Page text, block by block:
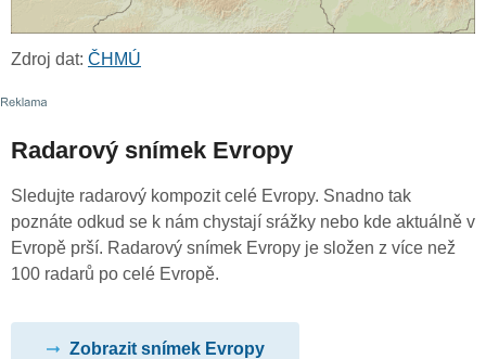
Zdroj dat: ČHMÚ
Radarový snímek Evropy
Sledujte radarový kompozit celé Evropy. Snadno tak
poznáte odkud se k nám chystají srážky nebo kde aktuálně v
Evropě prší. Radarový snímek Evropy je složen z více než
100 radarů po celé Evropě.
Zobrazit snímek Evropy